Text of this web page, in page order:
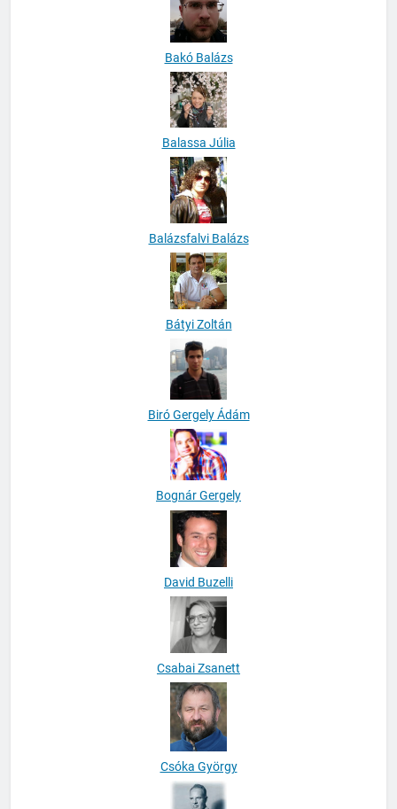
Bakó Balázs
Balassa Júlia
Balázsfalvi Balázs
Bátyi Zoltán
Biró Gergely Ádám
Bognár Gergely
David Buzelli
Csabai Zsanett
Csóka György